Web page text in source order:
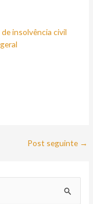
insolvência civil
Post seguinte →